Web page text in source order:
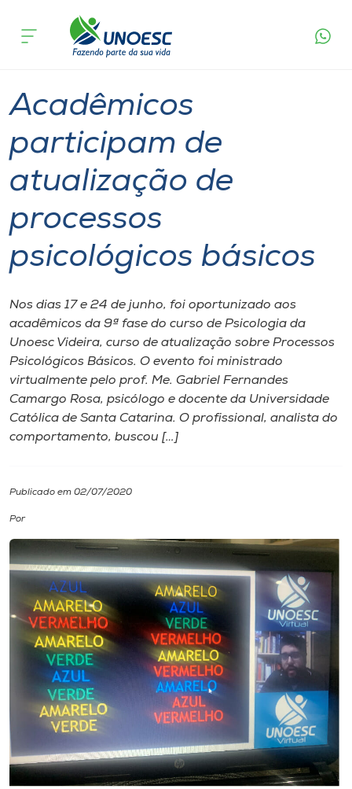
Cursos
Atendimento ao Estudante
Portal de Ensino
A
Internacionalização
I.nova
Diplomados
Biblioteca
Editora
Rádio
Museu
Unoesc
acontece
Acadêmicos
participam de
atualização de
processos
psicológicos básicos
Nos dias 17 e 24 de junho, foi oportunizado aos
acadêmicos da 9ª fase do curso de Psicologia da
Unoesc Videira, curso de atualização sobre Processos
Psicológicos Básicos. O evento foi ministrado
virtualmente pelo prof. Me. Gabriel Fernandes
Camargo Rosa, psicólogo e docente da Universidade
Católica de Santa Catarina. O profissional, analista do
comportamento, buscou […]
Publicado em 02/07/2020
Por